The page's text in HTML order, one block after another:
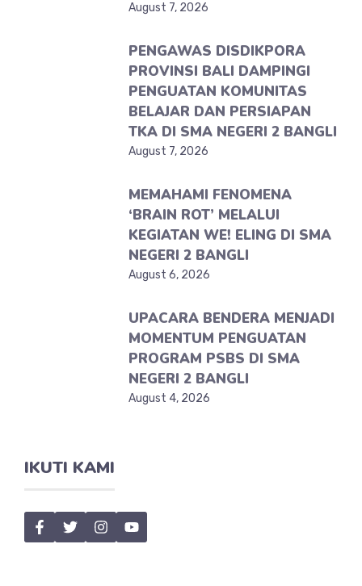
August 7, 2026
PENGAWAS DISDIKPORA
PROVINSI BALI DAMPINGI
PENGUATAN KOMUNITAS
BELAJAR DAN PERSIAPAN
TKA DI SMA NEGERI 2 BANGLI
August 7, 2026
MEMAHAMI FENOMENA
‘BRAIN ROT’ MELALUI
KEGIATAN WE! ELING DI SMA
NEGERI 2 BANGLI
August 6, 2026
UPACARA BENDERA MENJADI
MOMENTUM PENGUATAN
PROGRAM PSBS DI SMA
NEGERI 2 BANGLI
August 4, 2026
IKUTI KAMI